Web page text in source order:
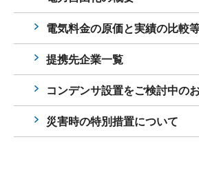
電気料金の原価と実績の比較
提携先企業一覧
コンデンサ設置をご検討中の
災害時の特別措置について